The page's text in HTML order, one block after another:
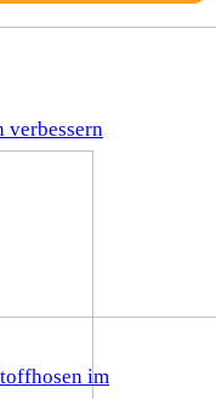
verbessern
im